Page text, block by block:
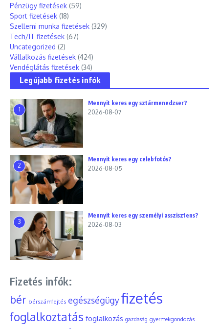
Pénzügy fizetések (59)
Sport fizetések (18)
Szellemi munka fizetések (329)
Tech/IT fizetések (67)
Uncategorized (2)
Vállalkozás fizetések (424)
Vendéglátás fizetések (34)
Legújabb fizetés infók
1
Mennyit keres egy sztármenedzser?
2026-08-07
2
Mennyit keres egy celebfotós?
2026-08-05
3
Mennyit keres egy személyi asszisztens?
2026-08-03
Fizetés infók:
bér bérszámfejtés egészségügyfizetés
foglalkoztatás foglalkozás gazdaság gyermekgondozás